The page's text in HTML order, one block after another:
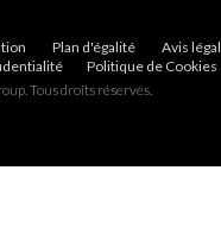
Plan d'égalité
Avis légal
Politique de Cookies
Tous droits réservés.